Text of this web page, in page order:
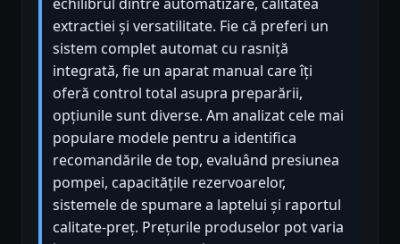
extractiei și versatilitate. Fie că preferi un
sistem complet automat cu rasniță
integrată, fie un aparat manual care îți
oferă control total asupra preparării,
opțiunile sunt diverse. Am analizat cele mai
populare modele pentru a identifica
recomandările de top, evaluând presiunea
pompei, capacitățile rezervoarelor,
sistemele de spumare a laptelui și raportul
calitate-preț. Prețurile produselor pot varia